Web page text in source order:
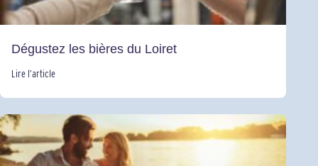
Dégustez les bières du Loiret
Lire l’article